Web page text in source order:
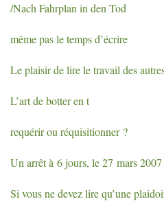
/Nach Fahrplan in den Tod
même pas le temps d’écrire
Le plaisir de lire le travail des
L’art de botter en t
requérir ou réquisitionner ?
Un arrêt à 6 jours, le 27 mars 2007
Si vous ne devez lire qu’une